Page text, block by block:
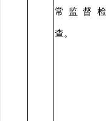
常监督检
查。